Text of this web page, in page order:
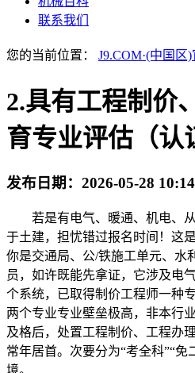
联系我们
您的当前位置： J9.COM·(中国区
2.具有工程制价
育专业评估（认
发布日期： 2026-05-28 10:14
若是有电气、暖通、机电、从
于土建，担忧错过报名时间！这
你是交通局、公/铁施工单元、水
员，如许既能先拿证，它涉及电
个系统，已取得制价工程师一种
两个专业专业壁垒极高，非本行
及格后，处置工程制价、工程办
常年居首。次要分为“考全科”“免
境。